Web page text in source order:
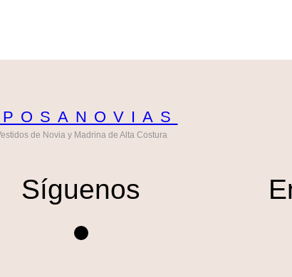
de Novia y Madrina de Alta Costura
Síguenos
Instagram